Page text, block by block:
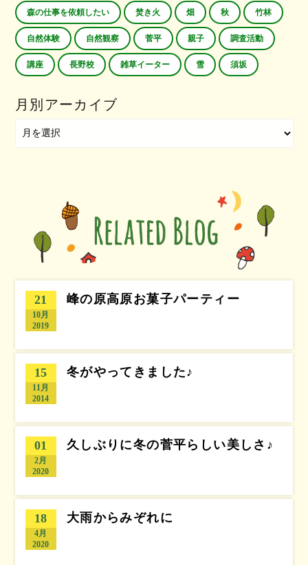
森の仕事を依頼したい 焚き火 畑 秋 竹林
自然体験 自然観察 菅平 親子 調査活動
講座 長野校 雑草イーター 雪 須坂
月別アーカイブ
21
10月
2019
峰の原高原お菓子パーティー
15
11月
2014
冬がやってきました♪
01
2月
2020
久しぶりに冬の菅平らしい美しさ♪
18
4月
2020
大雨からみぞれに